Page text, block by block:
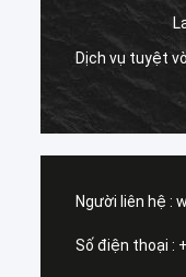
Dịch vụ tuyệt
Người liên hệ :
Số điện thoại :